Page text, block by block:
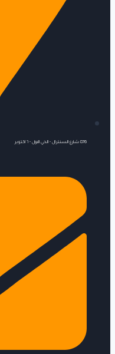
876 شارع السنترال - الحي الاول - ٦ اكتوبر